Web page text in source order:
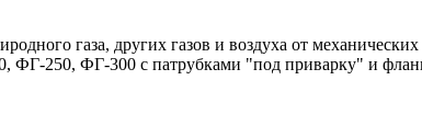
газа, других газов и воздуха от
250, ФГ-300 с патрубками "под приварку" и